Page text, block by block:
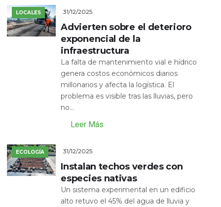
LOCALES 31/12/2025
Advierten sobre el deterioro
exponencial de la
infraestructura
La falta de mantenimiento vial e hídrico
genera costos económicos diarios
millonarios y afecta la logística. El
problema es visible tras las lluvias, pero
no...
Leer Más
ECOLOGÍA 31/12/2025
Instalan techos verdes con
especies nativas
Un sistema experimental en un edificio
alto retuvo el 45% del agua de lluvia y